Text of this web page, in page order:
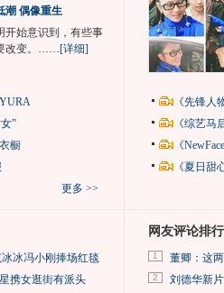
潮 偶像重生
开始意识到，有些事
改变。……[详细]
”
橱
更多 >>
《先锋
《综艺
《
《夏日
冰冰冯小刚捧场红毯
携女逛街有派头
网友评论排行
1 董卿：这
2 刘德华新